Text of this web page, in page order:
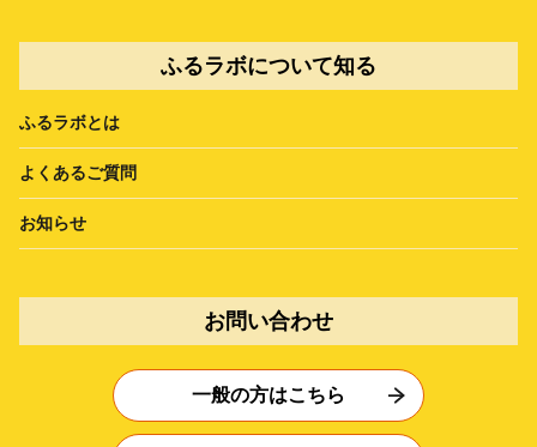
ふるラボについて知る
ふるラボとは
よくあるご質問
お知らせ
お問い合わせ
一般の方はこちら